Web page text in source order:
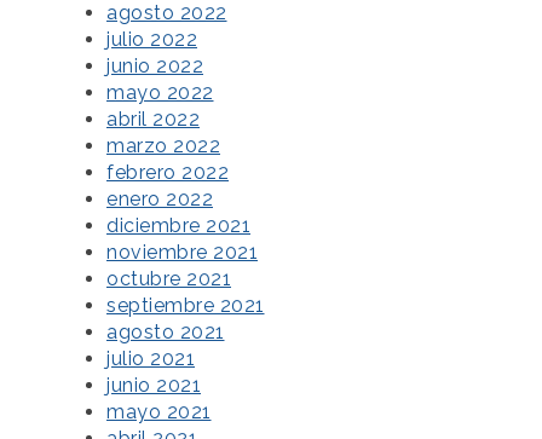
agosto 2022
julio 2022
junio 2022
mayo 2022
abril 2022
marzo 2022
febrero 2022
enero 2022
diciembre 2021
noviembre 2021
octubre 2021
septiembre 2021
agosto 2021
julio 2021
junio 2021
mayo 2021